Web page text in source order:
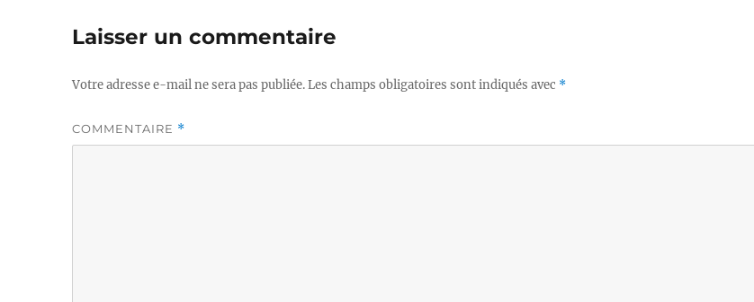
Laisser un commentaire
Votre adresse e-mail ne sera pas publiée.Les champs obligatoires sont indiqués avec *
COMMENTAIRE *